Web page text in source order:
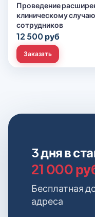
Проведение
клиническому
сотрудников
12 500 руб
Заказать
3 дня в
21 000
Бесплатная
адреса